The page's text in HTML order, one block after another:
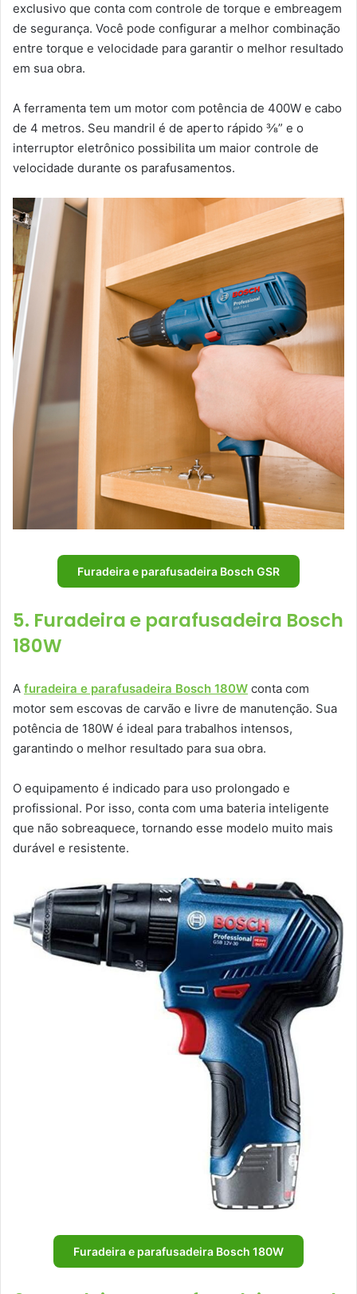
exclusivo que conta com controle de torque e embreagem
de segurança. Você pode configurar a melhor combinação
entre torque e velocidade para garantir o melhor resultado
em sua obra.
A ferramenta tem um motor com potência de 400W e cabo
de 4 metros. Seu mandril é de aperto rápido ⅜” e o
interruptor eletrônico possibilita um maior controle de
velocidade durante os parafusamentos.
Furadeira e parafusadeira Bosch GSR
5. Furadeira e parafusadeira Bosch
180W
A furadeira e parafusadeira Bosch 180W conta com
motor sem escovas de carvão e livre de manutenção. Sua
potência de 180W é ideal para trabalhos intensos,
garantindo o melhor resultado para sua obra.
O equipamento é indicado para uso prolongado e
profissional. Por isso, conta com uma bateria inteligente
que não sobreaquece, tornando esse modelo muito mais
durável e resistente.
Furadeira e parafusadeira Bosch 180W